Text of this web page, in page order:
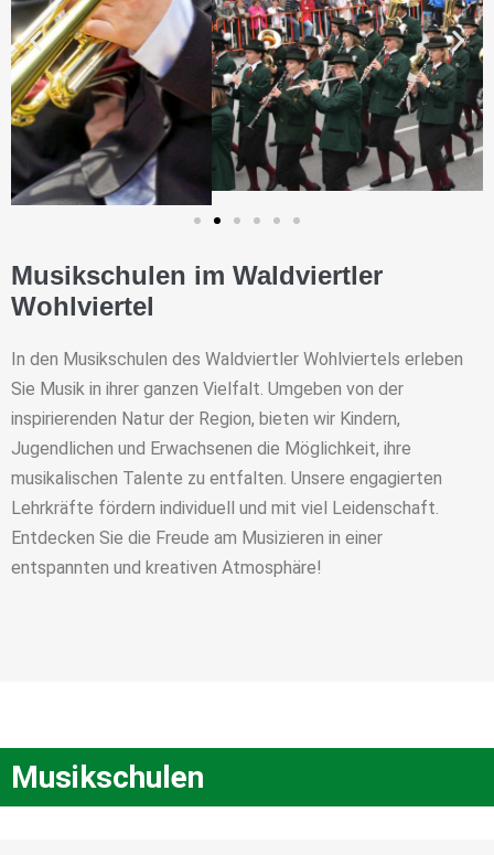
Musikschulen im Waldviertler
Wohlviertel
In den Musikschulen des Waldviertler Wohlviertels erleben
Sie Musik in ihrer ganzen Vielfalt. Umgeben von der
inspirierenden Natur der Region, bieten wir Kindern,
Jugendlichen und Erwachsenen die Möglichkeit, ihre
musikalischen Talente zu entfalten. Unsere engagierten
Lehrkräfte fördern individuell und mit viel Leidenschaft.
Entdecken Sie die Freude am Musizieren in einer
entspannten und kreativen Atmosphäre!
Musikschulen